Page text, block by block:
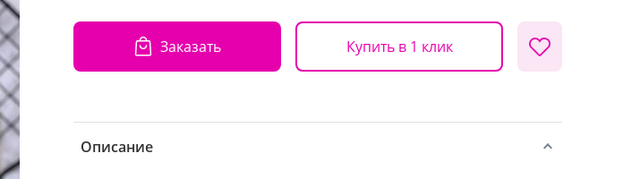
Заказать Купить в 1 клик
Описание